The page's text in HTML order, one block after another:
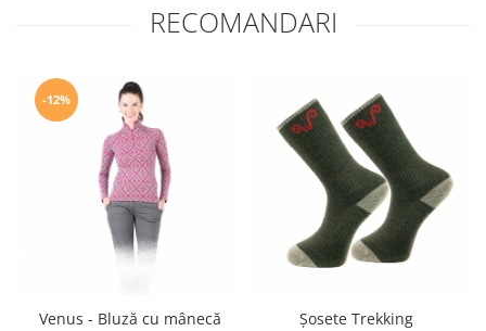
RECOMANDARI
-12%
Venus - Bluză cu mânecă
Şosete Trekking